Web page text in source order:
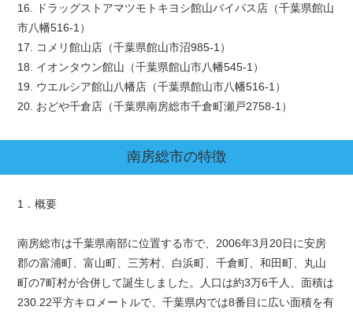
16. ドラッグストアマツモトキヨシ館山バイパス店（千葉県館山
市八幡516-1）
17. コメリ館山店（千葉県館山市沼985-1）
18. イオンタウン館山（千葉県館山市八幡545-1）
19. ウエルシア館山八幡店（千葉県館山市八幡516-1）
20. おどや千倉店（千葉県南房総市千倉町瀬戸2758-1）
南房総市の特徴
1．概要
南房総市は千葉県南部に位置する市で、2006年3月20日に安房
郡の富浦町、富山町、三芳村、白浜町、千倉町、和田町、丸山
町の7町村が合併して誕生しました。人口は約3万6千人、面積は
230.22平方キロメートルで、千葉県内では8番目に広い面積を有